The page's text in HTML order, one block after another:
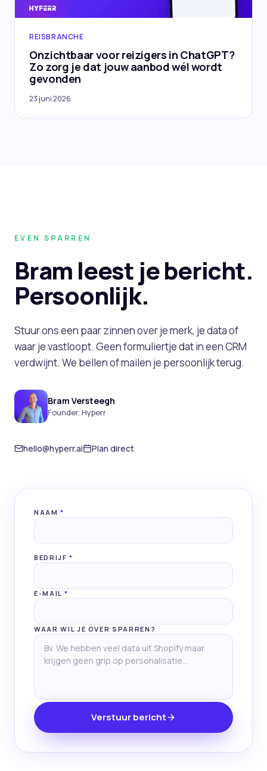
REISBRANCHE
Onzichtbaar voor reizigers in ChatGPT?
Zo zorg je dat jouw aanbod wél wordt
gevonden
23 juni 2026
EVEN SPARREN
Bram leest je bericht.
Persoonlijk.
Stuur ons een paar zinnen over je merk, je data of
waar je vastloopt. Geen formuliertje dat in een CRM
verdwijnt. We bellen of mailen je persoonlijk terug.
Bram Versteegh
Founder, Hyperr
hello@hyperr.ai Plan direct
NAAM*
BEDRIJF*
E-MAIL *
WAAR WIL JE OVER SPARREN?
Verstuur bericht